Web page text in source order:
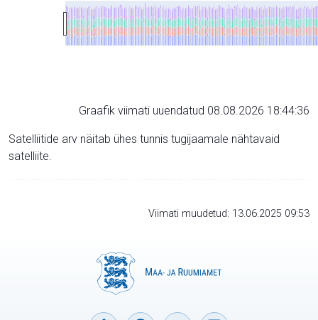
Graafik viimati uuendatud 08.08.2026 18:44:36
Satelliitide arv näitab ühes tunnis tugijaamale nähtavaid
satelliite.
Viimati muudetud: 13.06.2025 09:53